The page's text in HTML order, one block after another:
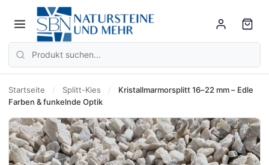
Startseite / Splitt-Kies /
Kristallmarmorsplitt 16–22 mm – Edle
Farben & funkelnde Optik